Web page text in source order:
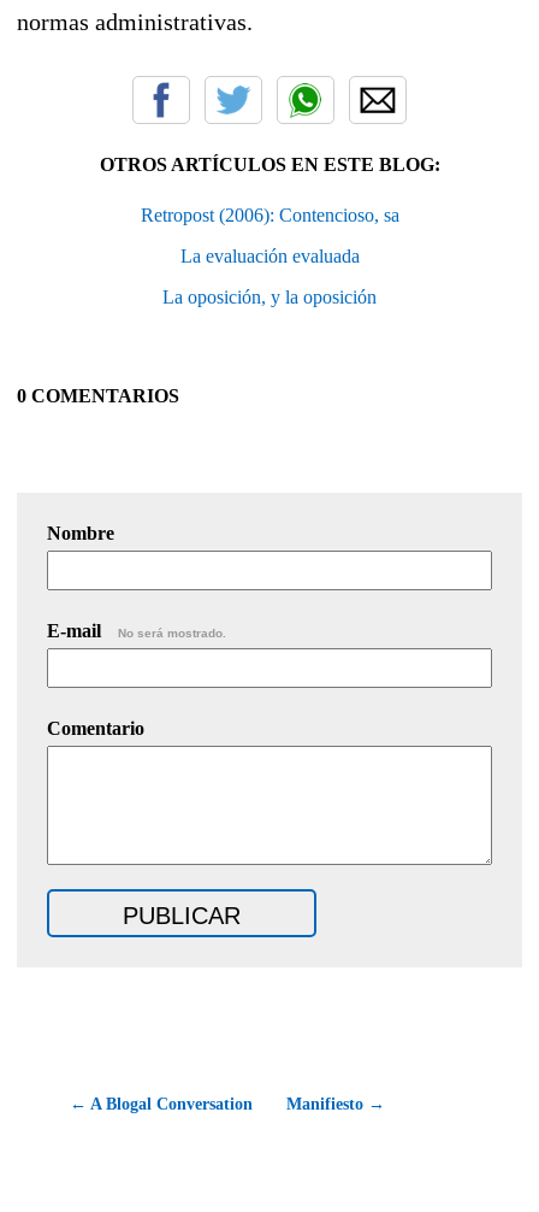
normas administrativas.
OTROS ARTÍCULOS EN ESTE BLOG:
Retropost (2006): Contencioso, sa
La evaluación evaluada
La oposición, y la oposición
0 COMENTARIOS
Nombre
E-mail No será mostrado.
Comentario
← A Blogal Conversation Manifiesto →